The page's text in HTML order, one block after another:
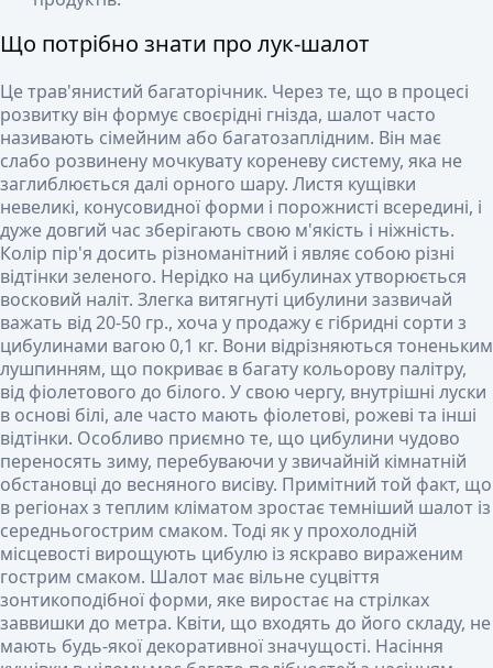
Що потрібно знати про лук-шалот
Це трав'янистий багаторічник. Через те, що в процесі
розвитку він формує своєрідні гнізда, шалот часто
називають сімейним або багатозаплідним. Він має
слабо розвинену мочкувату кореневу систему, яка не
заглиблюється далі орного шару. Листя кущівки
невеликі, конусовидної форми і порожнисті всередині, і
дуже довгий час зберігають свою м'якість і ніжність.
Колір пір'я досить різноманітний і являє собою різні
відтінки зеленого. Нерідко на цибулинах утворюється
восковий наліт. Злегка витягнуті цибулини зазвичай
важать від 20-50 гр., хоча у продажу є гібридні сорти з
цибулинами вагою 0,1 кг. Вони відрізняються тоненьким
лушпинням, що покриває в багату кольорову палітру,
від фіолетового до білого. У свою чергу, внутрішні луски
в основі білі, але часто мають фіолетові, рожеві та інші
відтінки. Особливо приємно те, що цибулини чудово
переносять зиму, перебуваючи у звичайній кімнатній
обстановці до весняного висіву. Примітний той факт, що
в регіонах з теплим кліматом зростає темніший шалот із
середньогострим смаком. Тоді як у прохолодній
місцевості вирощують цибулю із яскраво вираженим
гострим смаком. Шалот має вільне суцвіття
зонтикоподібної форми, яке виростає на стрілках
заввишки до метра. Квіти, що входять до його складу, не
мають будь-якої декоративної значущості. Насіння